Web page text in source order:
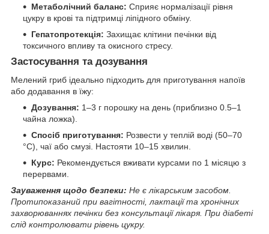
Метаболічний баланс: Сприяє нормалізації рівня
цукру в крові та підтримці ліпідного обміну.
Гепатопротекція: Захищає клітини печінки від
токсичного впливу та окисного стресу.
Застосування та дозування
Мелений гриб ідеально підходить для приготування напоїв
або додавання в їжу:
Дозування: 1–3 г порошку на день (приблизно 0.5–1
чайна ложка).
Спосіб приготування: Розвести у теплій воді (50–70
°C), чаї або смузі. Настояти 10–15 хвилин.
Курс: Рекомендується вживати курсами по 1 місяцю з
перервами.
Зауваження щодо безпеки: Не є лікарським засобом.
Протипоказаний при вагітності, лактації та хронічних
захворюваннях печінки без консультації лікаря. При діабеті
слід контролювати рівень цукру.